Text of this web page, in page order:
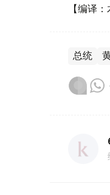
【编译
总统